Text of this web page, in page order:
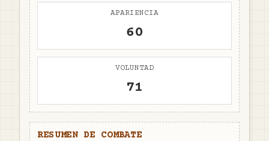
APARIENCIA
60
VOLUNTAD
71
RESUMEN DE COMBATE